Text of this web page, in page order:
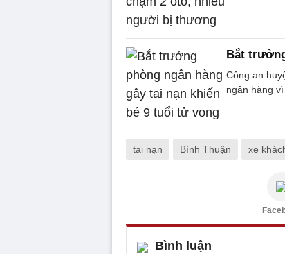
Bắt
Công an
ngân hàng
tai nạn Bình Thuận xe
Bình luận